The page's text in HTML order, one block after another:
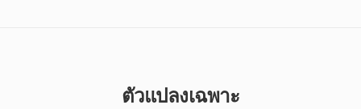
ตัวแปลงเฉพาะ